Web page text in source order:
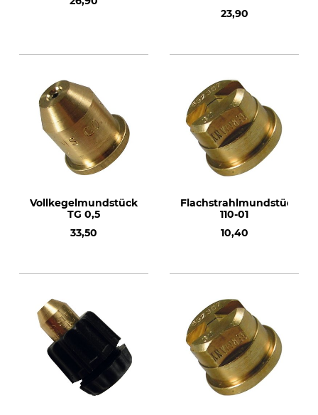
23,90
Vollkegelmundstück
TG 0,5
33,50
Flachstrahlmundstück
110-01
10,40